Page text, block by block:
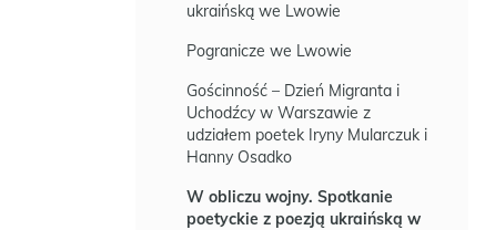
ukraińską we Lwowie
Pogranicze we Lwowie
Gościnność – Dzień Migranta i
Uchodźcy w Warszawie z
udziałem poetek Iryny Mularczuk i
Hanny Osadko
W obliczu wojny. Spotkanie
poetyckie z poezją ukraińską w